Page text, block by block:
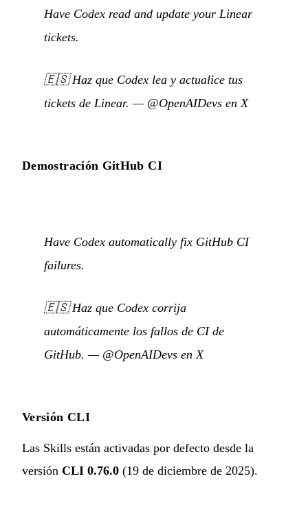
Have Codex read and update your Linear
tickets.
🇪🇸Haz que Codex lea y actualice tus
tickets de Linear. — @OpenAIDevs en X
Demostración GitHub CI
Have Codex automatically fix GitHub CI
failures.
🇪🇸Haz que Codex corrija
automáticamente los fallos de CI de
GitHub. — @OpenAIDevs en X
Versión CLI
Las Skills están activadas por defecto desde la
versión CLI 0.76.0 (19 de diciembre de 2025).